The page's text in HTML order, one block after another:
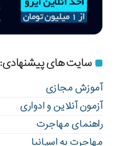
سایت های پیشنهادی:
آموزش مجازی
آزمون آنلاین و ادواری
راهنمای مهاجرت
مهاجرت به اسپانیا